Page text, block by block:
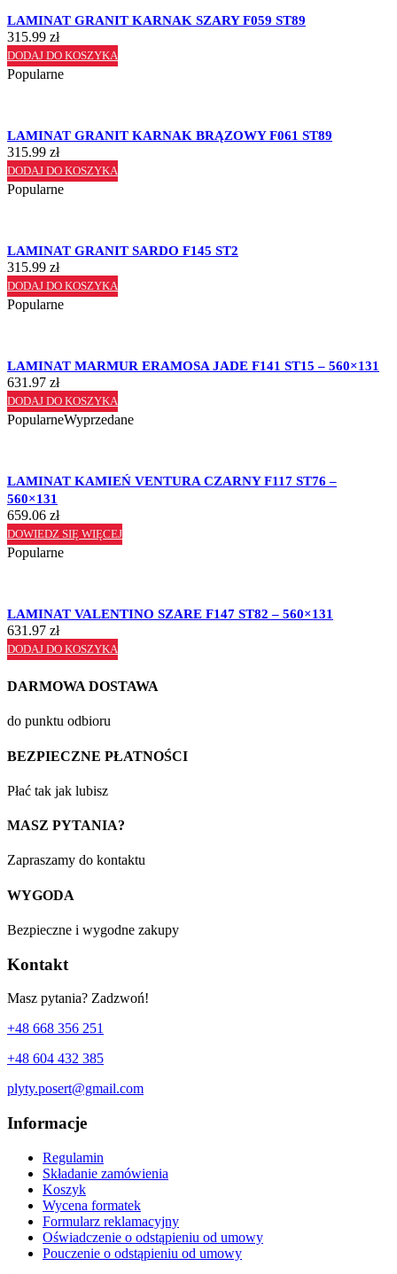
LAMINAT GRANIT KARNAK SZARY F059 ST89
315.99 zł
DODAJ DO KOSZYKA
Popularne
LAMINAT GRANIT KARNAK BRĄZOWY F061 ST89
315.99 zł
DODAJ DO KOSZYKA
Popularne
LAMINAT GRANIT SARDO F145 ST2
315.99 zł
DODAJ DO KOSZYKA
Popularne
LAMINAT MARMUR ERAMOSA JADE F141 ST15 – 560×131
631.97 zł
DODAJ DO KOSZYKA
PopularneWyprzedane
LAMINAT KAMIEŃ VENTURA CZARNY F117 ST76 –
560×131
659.06 zł
DOWIEDZ SIĘ WIĘCEJ
Popularne
LAMINAT VALENTINO SZARE F147 ST82 – 560×131
631.97 zł
DODAJ DO KOSZYKA
DARMOWA DOSTAWA
do punktu odbioru
BEZPIECZNE PŁATNOŚCI
Płać tak jak lubisz
MASZ PYTANIA?
Zapraszamy do kontaktu
WYGODA
Bezpieczne i wygodne zakupy
Kontakt
Masz pytania? Zadzwoń!
+48 668 356 251
+48 604 432 385
plyty.posert@gmail.com
Informacje
Regulamin
Składanie zamówienia
Koszyk
Wycena formatek
Formularz reklamacyjny
Oświadczenie o odstąpieniu od umowy
Pouczenie o odstąpieniu od umowy